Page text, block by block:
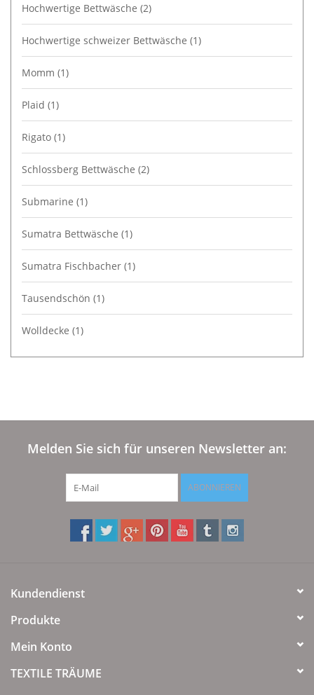
Hochwertige Bettwäsche (2)
Hochwertige schweizer Bettwäsche (1)
Momm (1)
Plaid (1)
Rigato (1)
Schlossberg Bettwäsche (2)
Submarine (1)
Sumatra Bettwäsche (1)
Sumatra Fischbacher (1)
Tausendschön (1)
Wolldecke (1)
Melden Sie sich für unseren Newsletter an:
ABONNIEREN
Kundendienst
Produkte
Mein Konto
TEXTILE TRÄUME